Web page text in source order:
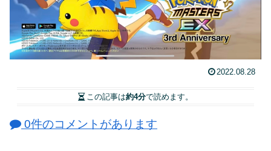
2022.08.28
この記事は約4分で読めます。
0件のコメントがあります